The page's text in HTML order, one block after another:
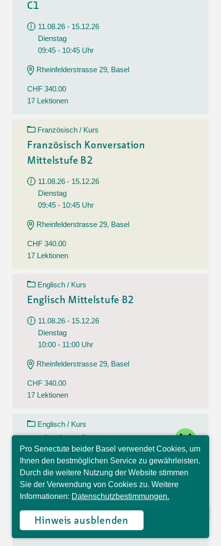
C1
11.08.26 - 15.12.26
Dienstag
09:45 - 10:45 Uhr
Rheinfelderstrasse 29, Basel
CHF 340.00
17 Lektionen
Französisch / Kurs
Französisch Konversation
Mittelstufe B2
11.08.26 - 15.12.26
Dienstag
09:45 - 10:45 Uhr
Rheinfelderstrasse 29, Basel
CHF 340.00
17 Lektionen
Englisch / Kurs
Englisch Mittelstufe B2
11.08.26 - 15.12.26
Dienstag
10:00 - 11:00 Uhr
Rheinfelderstrasse 29, Basel
CHF 340.00
17 Lektionen
Englisch / Kurs
11.08.26 - 15.12.26
Dienstag
10:15 - 11:15 Uhr
CHF 340.00
Pro Senectute beider Basel verwendet Cookies, um
Ihnen den bestmöglichen Service zu gewährleisten.
Durch die weitere Nutzung der Website stimmen
Sie der Verwendung von Cookies zu. Weitere
Informationen: Datenschutzbestimmungen.
Hinweis ausblenden
Hallo, ich bin Sophia und
beantworte gerne Ihre
Fragen.
close